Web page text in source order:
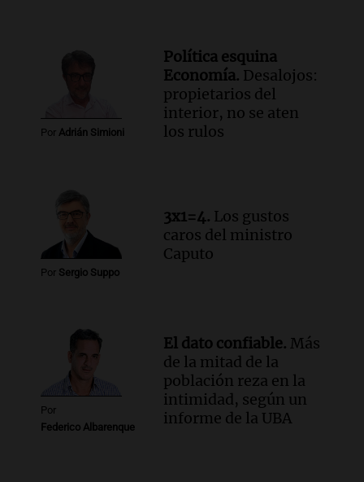
El Tesoro Nacional captura 12
billones de pesos y genera excedente de
liquidez de 4 billones
Episodios
Panorama Federal
Episodios
Audio.Tormentas y filtraciones: "El
agua entra por donde menos
imaginamos"
Por Adrián Simioni
Política esquina
Economía. Desalojos:
propietarios del
interior, no se aten
los rulos
Por Sergio Suppo
3x1=4. Los gustos
caros del ministro
Caputo
Por
Federico Albarenque
El dato confiable. Más
de la mitad de la
población reza en la
intimidad, según un
informe de la UBA